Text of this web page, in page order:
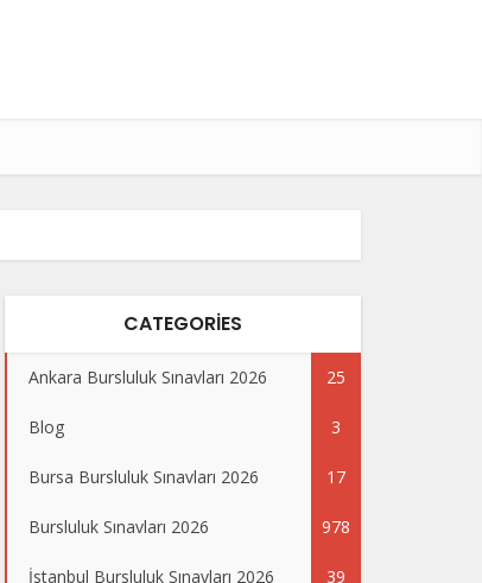
CATEGORIES
Ankara Bursluluk Sınavları 2026 25
Blog 3
Bursa Bursluluk Sınavları 2026 17
Bursluluk Sınavları 2026 978
İstanbul Bursluluk Sınavları 2026 39